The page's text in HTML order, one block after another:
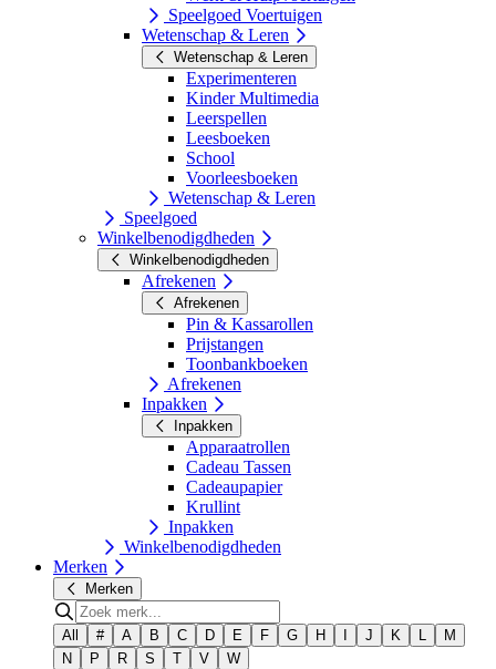
Speelgoed Voertuigen
Wetenschap & Leren
Wetenschap & Leren
Experimenteren
Kinder Multimedia
Leerspellen
Leesboeken
School
Voorleesboeken
Wetenschap & Leren
Speelgoed
Winkelbenodigdheden
Winkelbenodigdheden
Afrekenen
Afrekenen
Pin & Kassarollen
Prijstangen
Toonbankboeken
Afrekenen
Inpakken
Inpakken
Apparaatrollen
Cadeau Tassen
Cadeaupapier
Krullint
Inpakken
Winkelbenodigdheden
Merken
Merken
All # A B C D E F G H J K L
M
N
P R S T V W